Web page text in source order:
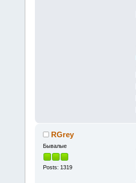
RGrey
Бывалые
Posts: 1319